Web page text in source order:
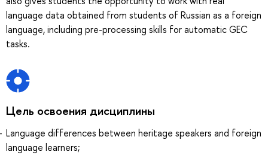
language data obtained from students of Russian as a foreign
language, including pre-processing skills for automatic GEC
tasks.
Цель освоения дисциплины
Language differences between heritage speakers and foreign
language learners;